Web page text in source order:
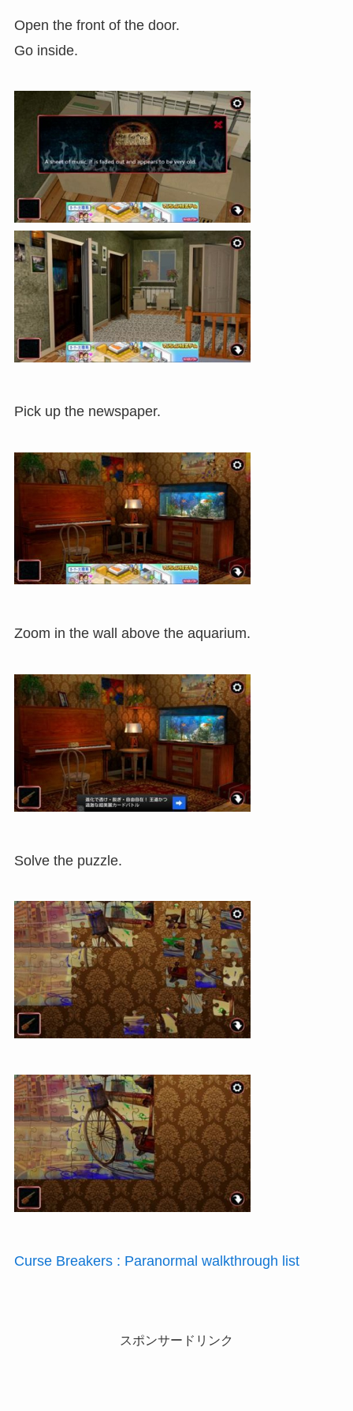
Open the front of the door.
Go inside.
Pick up the newspaper.
Zoom in the wall above the aquarium.
Solve the puzzle.
Curse Breakers : Paranormal walkthrough list
スポンサードリンク